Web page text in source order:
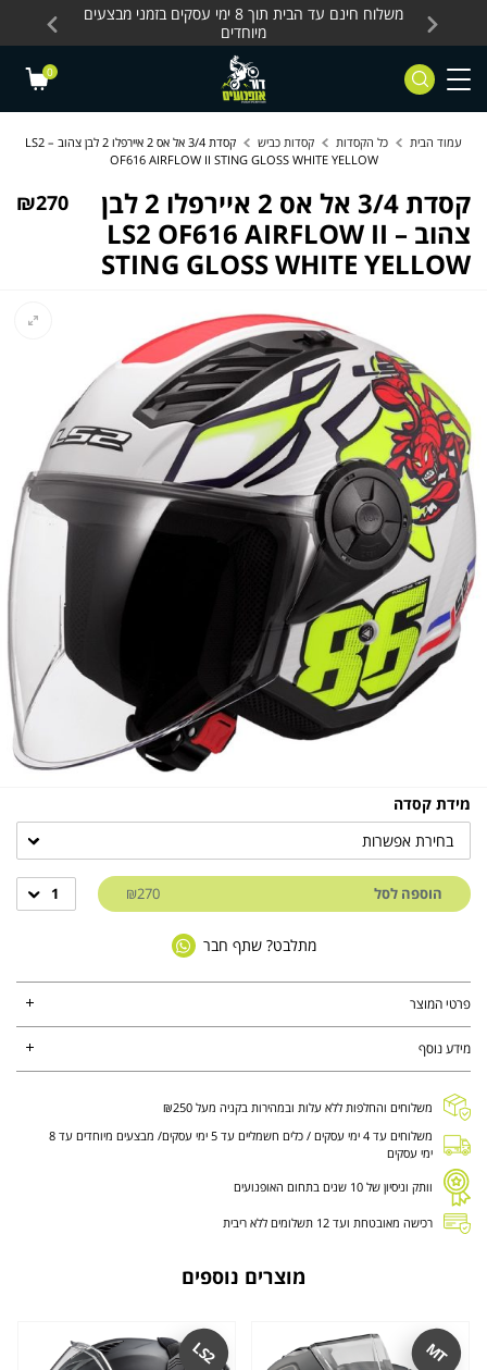
Skip to Content
Contact Us
כלים חשמליים
משלוח חינם עד הבית תוך 8 ימי עסקים בזמני מבצעים
מיוחדים
0
עמוד הבית כל הקסדות קסדות כביש
קסדת 3/4 אל אס 2 איירפלו 2 לבן צהוב – LS2
OF616 AIRFLOW II STING GLOSS WHITE YELLOW
קסדת 3/4 אל אס 2 איירפלו 2 לבן
צהוב – LS2 OF616 AIRFLOW II
STING GLOSS WHITE YELLOW
₪270
מידת קסדה
בחירת אפשרות
הוספה לסל ₪270
1
מתלבט? שתף חבר
פרטי המוצר
מידע נוסף
משלוחים והחלפות ללא עלות ובמהירות בקניה מעל ₪250
משלוחים עד 4 ימי עסקים / כלים חשמליים עד 5 ימי עסקים/ מבצעים מיוחדים עד 8
ימי עסקים
וותק וניסיון של 10 שנים בתחום האופנועים
רכישה מאובטחת ועד 12 תשלומים ללא ריבית
מוצרים נוספים
MT
LS2